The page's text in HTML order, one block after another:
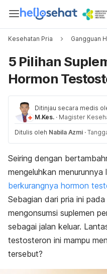
Kesehatan Pria Gangguan
5 Pilihan
Hormon
Ditinjau secara medis
M.Kes. · Magister
Ditulis oleh Nabila Azmi ·
Seiring dengan
mengeluhkan
berkurangnya hormon
Sebagian dari pria ini
mengonsumsi suplemen
sebagai jalan keluar.
testosteron ini mampu
tersebut?